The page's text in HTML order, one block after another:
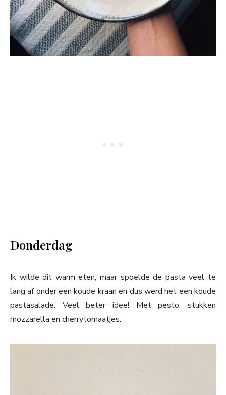
Donderdag
Ik wilde dit warm eten, maar spoelde de pasta veel te
lang af onder een koude kraan en dus werd het een koude
pastasalade. Veel beter idee! Met pesto, stukken
mozzarella en cherrytomaatjes.